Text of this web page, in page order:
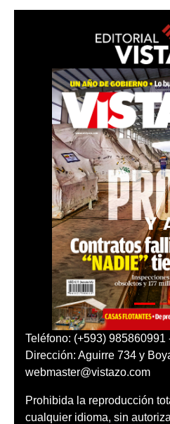
Teléfono: (+593) 985860991
Dirección: Aguirre 734 y
webmaster@vistazo.com
Prohibida la reproducción
cualquier idioma, sin